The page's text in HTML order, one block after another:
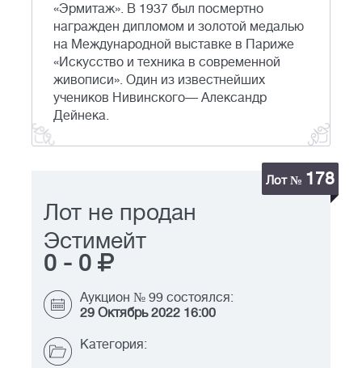
«Эрмитаж». В 1937 был посмертно
награжден дипломом и золотой медалью
на Международной выставке в Париже
«Искусство и техника в современной
живописи». Один из известнейших
учеников Нивинского— Александр
Дейнека.
Лот № 178
Лот не продан
Эстимейт
0 - 0
Аукцион № 99 состоялся:
29 Октябрь 2022 16:00
Категория: